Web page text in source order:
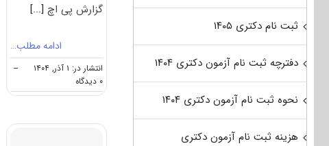
گزارش پی اچ[...]
ادامه مطلب…
انتشار در: ۱ آذر, ۱۴۰۴
--
۰ دیدگاه
on
سوالات
ثبت نام دکتری ۱۴۰۵
دفترچه ثبت نام آزمون دکتری ۱۴۰۴
نحوه ثبت نام آزمون دکتری ۱۴۰۴
هزینه ثبت نام آزمون دکتری